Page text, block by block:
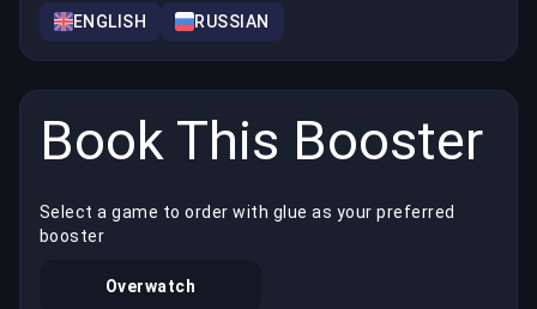
ENGLISH RUSSIAN
Book This Booster
Select a game to order with glue as your preferred
booster
Overwatch